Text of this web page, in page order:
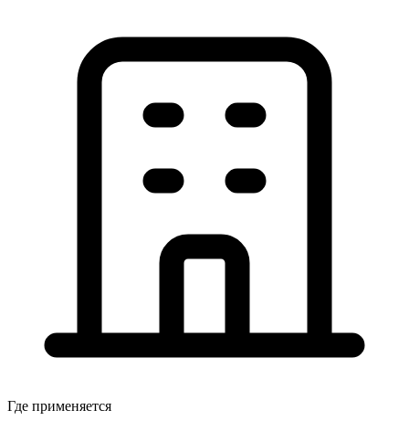
Где применяется